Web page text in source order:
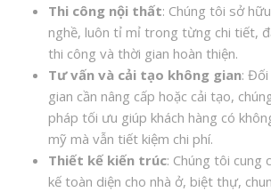
Thi công nội thất: Chúng tôi sở
nghề, luôn tỉ mỉ trong từng chi tiết,
thi công và thời gian hoàn thiện.
Tư vấn và cải tạo không gian:
gian cần nâng cấp hoặc cải tạo,
pháp tối ưu giúp khách hàng có
mỹ mà vẫn tiết kiệm chi phí.
Thiết kế kiến trúc: Chúng tôi cung
kế toàn diện cho nhà ở, biệt thự,